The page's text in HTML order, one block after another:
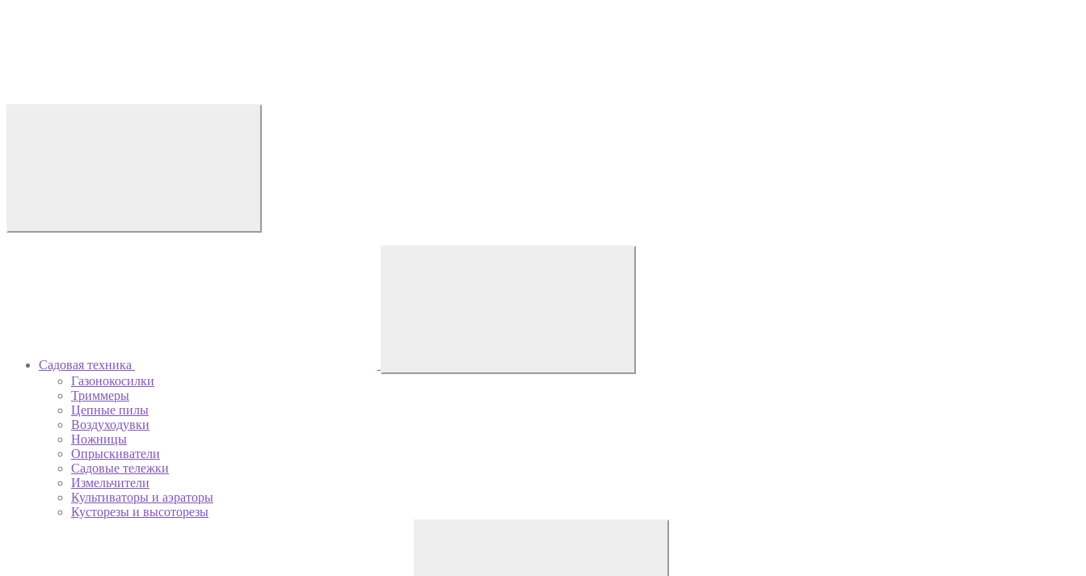
Садовая техника
Газонокосилки
Триммеры
Цепные пилы
Воздуходувки
Ножницы
Опрыскиватели
Садовые тележки
Измельчители
Культиваторы и аэраторы
Кусторезы и высоторезы